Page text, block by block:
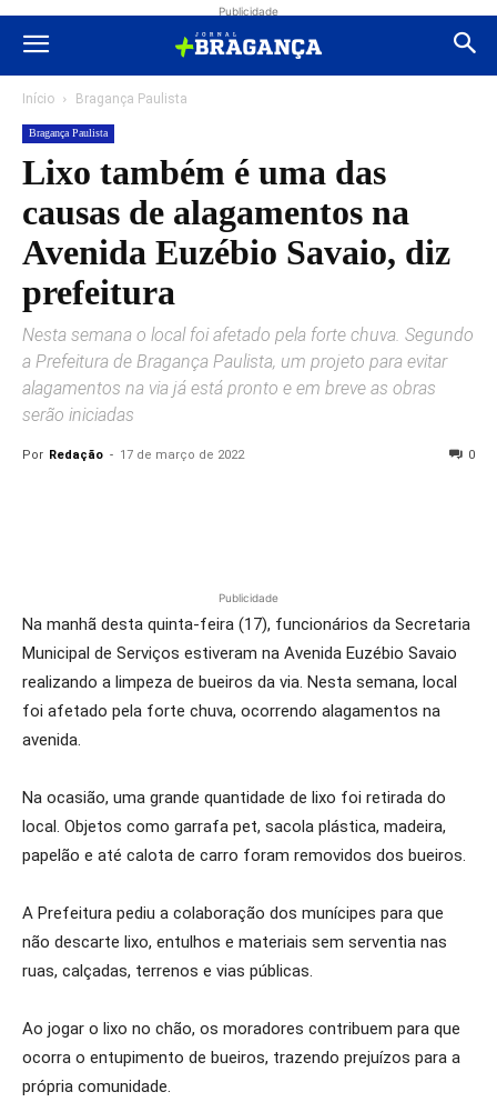
Publicidade
Início Bragança Paulista
Bragança Paulista
Lixo também é uma das
causas de alagamentos na
Avenida Euzébio Savaio, diz
prefeitura
Nesta semana o local foi afetado pela forte chuva. Segundo
a Prefeitura de Bragança Paulista, um projeto para evitar
alagamentos na via já está pronto e em breve as obras
serão iniciadas
Por Redação - 17 de março de 2022 0
Publicidade
Na manhã desta quinta-feira (17), funcionários da Secretaria
Municipal de Serviços estiveram na Avenida Euzébio Savaio
realizando a limpeza de bueiros da via. Nesta semana, local
foi afetado pela forte chuva, ocorrendo alagamentos na
avenida.
Na ocasião, uma grande quantidade de lixo foi retirada do
local. Objetos como garrafa pet, sacola plástica, madeira,
papelão e até calota de carro foram removidos dos bueiros.
A Prefeitura pediu a colaboração dos munícipes para que
não descarte lixo, entulhos e materiais sem serventia nas
ruas, calçadas, terrenos e vias públicas.
Ao jogar o lixo no chão, os moradores contribuem para que
ocorra o entupimento de bueiros, trazendo prejuízos para a
própria comunidade.